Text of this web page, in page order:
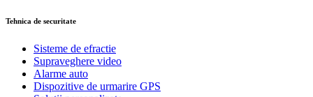
Tehnica de securitate
Sisteme de efractie
Supraveghere video
Alarme auto
Dispozitive de urmarire GPS